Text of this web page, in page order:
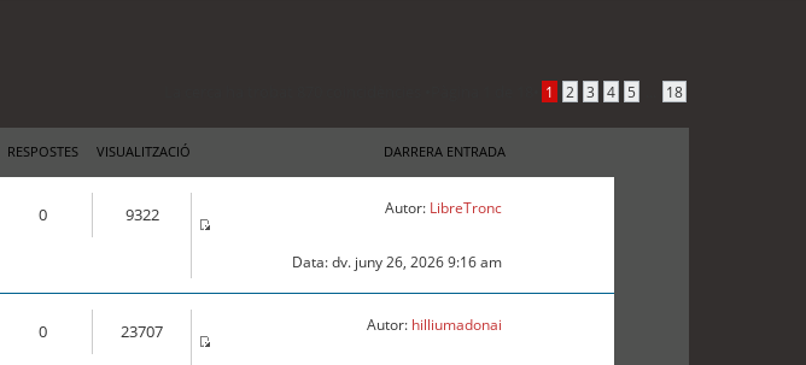
1 2 3 4 5 18
RESPOSTES VISUALITZACIÓ DARRERA ENTRADA
0 9322 Autor: LibreTronc
Data: dv. juny 26, 2026 9:16 am
0 23707 Autor: hilliumadonai